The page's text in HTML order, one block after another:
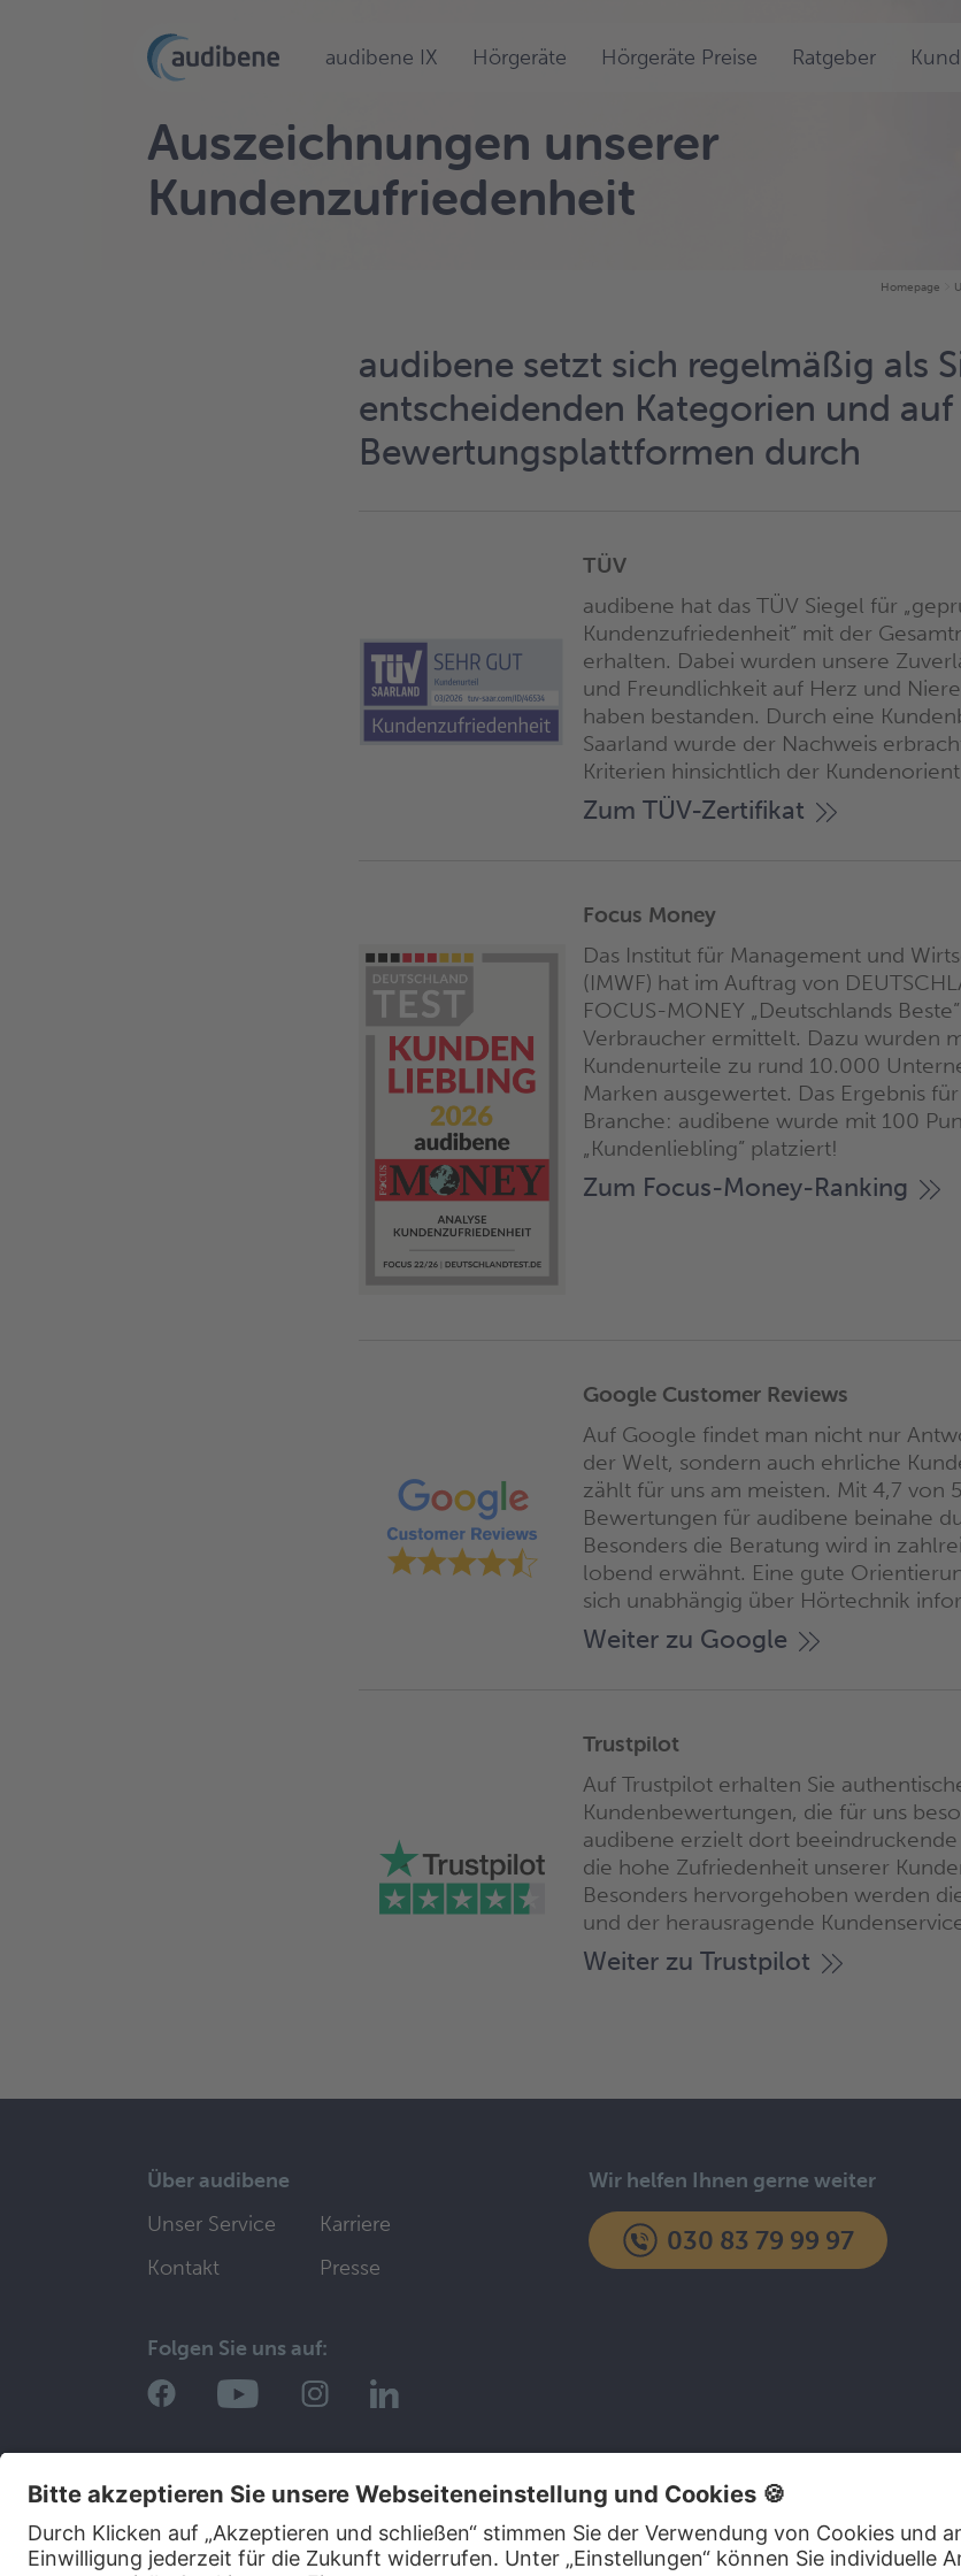
audibene IX Hörgeräte Hörgeräte Preise Ratgeber
Auszeichnungen unserer
Kundenzufriedenheit
Homepage
audibene setzt sich regelmäßig als
entscheidenden Kategorien und
Bewertungsplattformen durch
TÜV
audibene hat das TÜV Siegel für
Kundenzufriedenheit” mit der
erhalten. Dabei wurden unsere
und Freundlichkeit auf Herz und
haben bestanden. Durch eine
Saarland wurde der Nachweis
Kriterien hinsichtlich der
Zum TÜV-Zertifikat
Focus Money
Das Institut für Management und
(IMWF) hat im Auftrag von
FOCUS-MONEY „Deutschlands
Verbraucher ermittelt. Dazu wurden
Kundenurteile zu rund 10.000
Marken ausgewertet. Das Ergebnis
Branche: audibene wurde mit 100
„Kundenliebling” platziert!
Zum Focus-Money-Ranking
Google Customer Reviews
Auf Google findet man nicht nur
der Welt, sondern auch ehrliche
zählt für uns am meisten. Mit 4,7 von
Bewertungen für audibene beinahe
Besonders die Beratung wird in
lobend erwähnt. Eine gute
sich unabhängig über Hörtechnik
Weiter zu Google
Trustpilot
Auf Trustpilot erhalten Sie
Kundenbewertungen, die für uns
audibene erzielt dort
die hohe Zufriedenheit unserer
Besonders hervorgehoben werden
und der herausragende
Weiter zu Trustpilot
Über audibene
Unser Service
Karriere
Kontakt
Presse
Folgen Sie uns auf:
Wir helfen Ihnen gerne weiter
030 83 79 99 97